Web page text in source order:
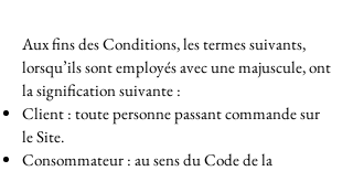
Aux fins des Conditions, les termes suivants,
lorsqu’ils sont employés avec une majuscule, ont
la signification suivante :
Client : toute personne passant commande sur
le Site.
Consommateur : au sens du Code de la